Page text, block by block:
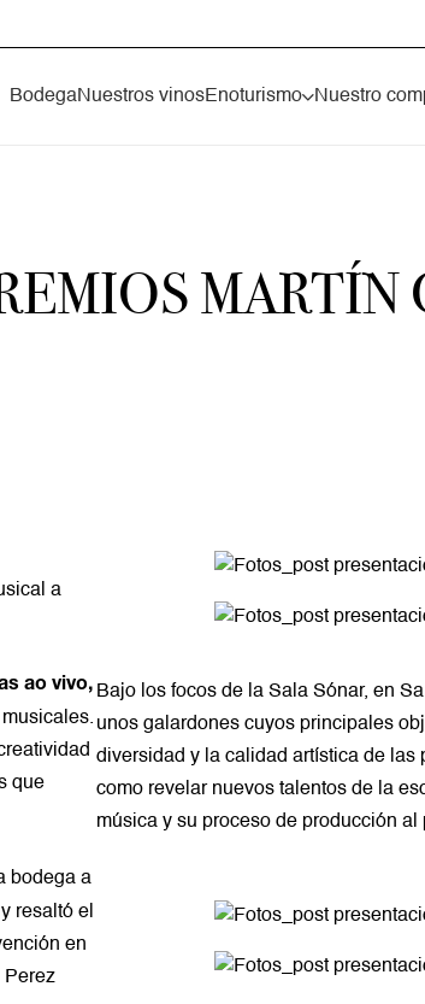
BodegaNuestros vinosEnoturismo Nuestro
MARTÍN
a
ao vivo,
que
Bajo los focos de laSala Sónar, en
unos galardones cuyos principales
diversidad y la calidad artística de
como revelar nuevos talentos de la
música y su proceso de producción al
bodega a
resaltó el
en
Perez